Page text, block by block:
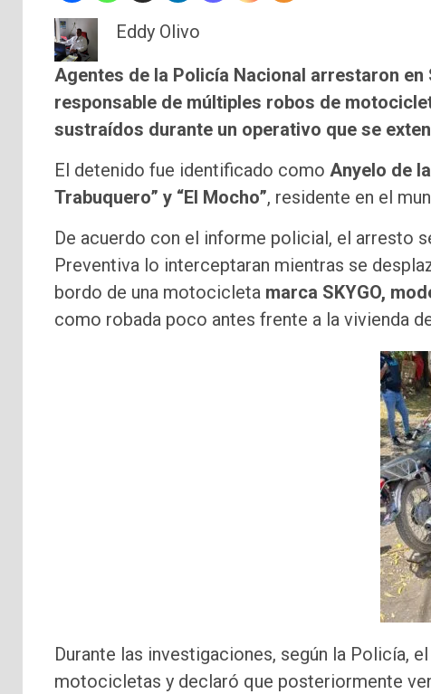
Eddy Olivo
Agentes de la Policía Nacional arrestaron
responsable de múltiples robos de
sustraídos durante un operativo que se
El detenido fue identificado como Anyelo de
Trabuquero” y “El Mocho”, residente en el
De acuerdo con el informe policial, el arresto
Preventiva lo interceptaran mientras se
bordo de una motocicleta marca SKYGO,
como robada poco antes frente a la vivienda
Durante las investigaciones, según la Policía,
motocicletas y declaró que posteriormente